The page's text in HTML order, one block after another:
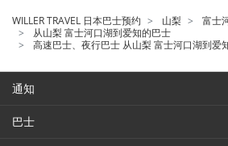
WILLER TRAVEL 日本巴士预约 山梨
富士
从山梨 富士河口湖到爱知的巴士
高速巴士、夜行巴士 从山梨 富士河口湖到爱
通知
巴士